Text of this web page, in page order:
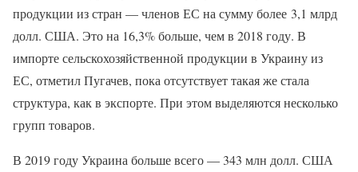
продукции из стран — членов ЕС на сумму более 3,1 млрд
долл. США. Это на 16,3% больше, чем в 2018 году. В
импорте сельскохозяйственной продукции в Украину из
ЕС, отметил Пугачев, пока отсутствует такая же стала
структура, как в экспорте. При этом выделяются несколько
групп товаров.
В 2019 году Украина больше всего — 343 млн долл. США